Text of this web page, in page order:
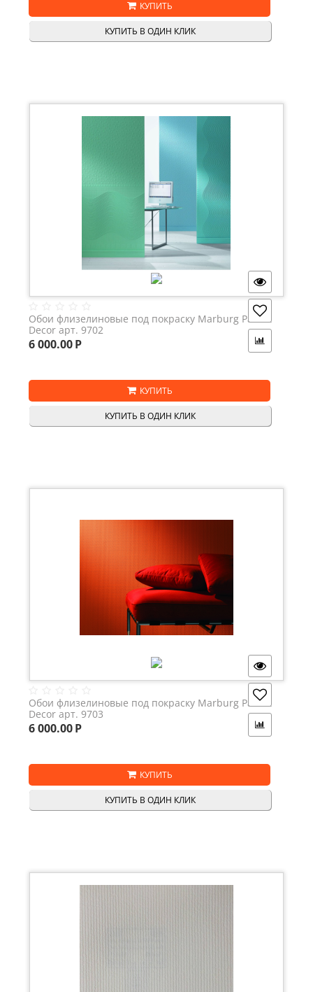
КУПИТЬ
КУПИТЬ В ОДИН КЛИК
Обои флизелиновые под покраску Marburg Patent
Decor арт. 9702
6 000.00Р
КУПИТЬ
КУПИТЬ В ОДИН КЛИК
Обои флизелиновые под покраску Marburg Patent
Decor арт. 9703
6 000.00Р
КУПИТЬ
КУПИТЬ В ОДИН КЛИК